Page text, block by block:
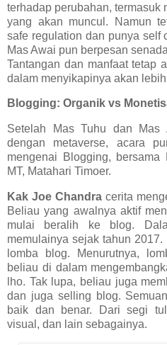
terhadap perubahan, termasuk
yang akan muncul. Namun
safe regulation dan punya self
Mas Awai pun berpesan
Tantangan dan manfaat tetap
dalam menyikapinya akan
Blogging: Organik vs
Setelah Mas Tuhu dan Mas
dengan metaverse, acara
mengenai Blogging,
MT, Matahari Timoer.
Kak Joe Chandra cerita
Beliau yang awalnya aktif
mulai beralih ke blog.
memulainya sejak tahun
lomba blog. Menurutnya,
beliau di dalam
lho. Tak lupa, beliau juga
dan juga selling blog.
baik dan benar. Dari segi
visual, dan lain sebagainya.